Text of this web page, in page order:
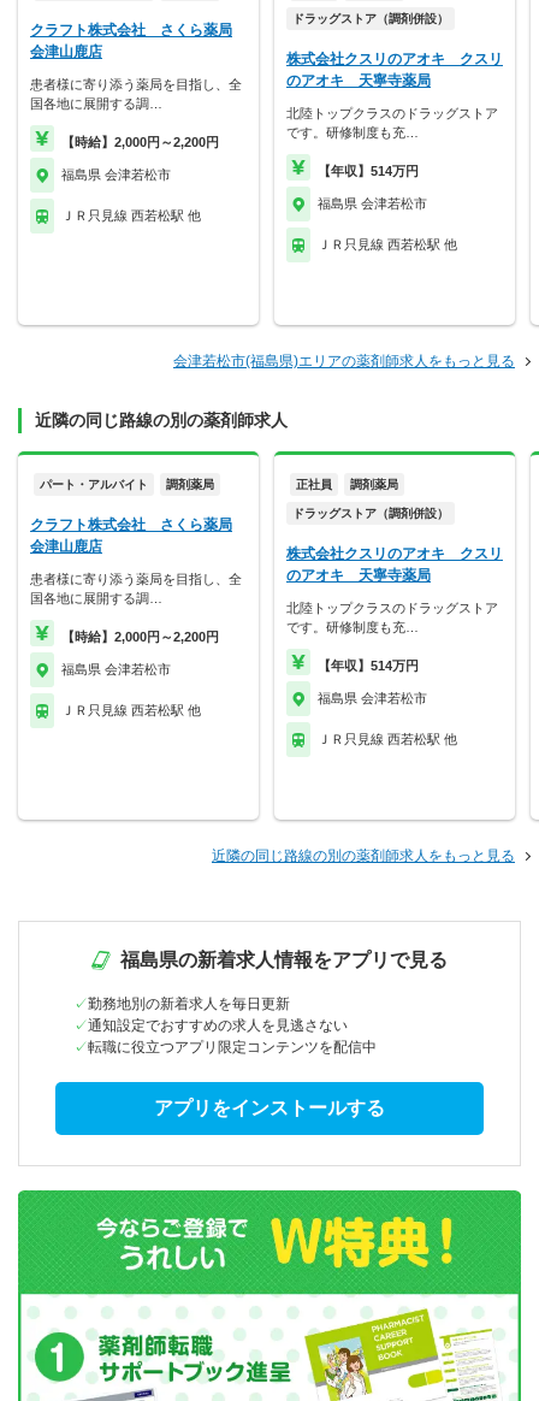
クラフト株式会社 さくら薬局
会津山鹿店
患者様に寄り添う薬局を目指し、全
国各地に展開する調…
【時給】2,000円～2,200円
福島県 会津若松市
ＪＲ只見線 西若松駅 他
ドラッグストア（調剤併設）
株式会社クスリのアオキ クスリ
のアオキ 天寧寺薬局
北陸トップクラスのドラッグストア
です。研修制度も充…
【年収】514万円
福島県 会津若松市
ＪＲ只見線 西若松駅 他
会津若松市(福島県)エリアの薬剤師求人をもっと見る
近隣の同じ路線の別の薬剤師求人
パート・アルバイト 調剤薬局
クラフト株式会社 さくら薬局
会津山鹿店
患者様に寄り添う薬局を目指し、全
国各地に展開する調…
【時給】2,000円～2,200円
福島県 会津若松市
ＪＲ只見線 西若松駅 他
正社員 調剤薬局
ドラッグストア（調剤併設）
株式会社クスリのアオキ クスリ
のアオキ 天寧寺薬局
北陸トップクラスのドラッグストア
です。研修制度も充…
【年収】514万円
福島県 会津若松市
ＪＲ只見線 西若松駅 他
近隣の同じ路線の別の薬剤師求人をもっと見る
福島県の新着求人情報をアプリで見る
勤務地別の新着求人を毎日更新
通知設定でおすすめの求人を見逃さない
転職に役立つアプリ限定コンテンツを配信中
アプリをインストールする